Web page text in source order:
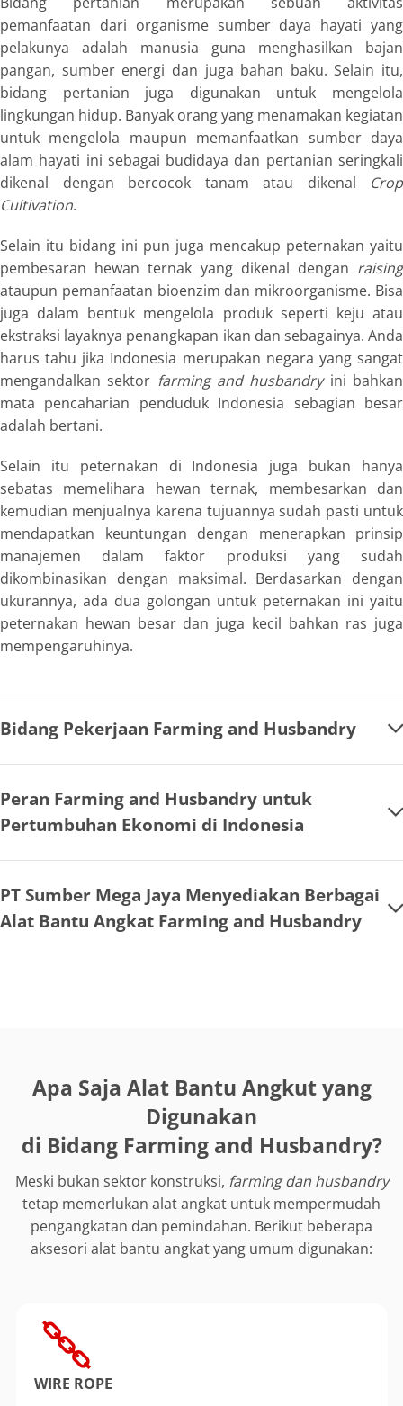
pemanfaatan dari organisme sumber daya hayati yang
pelakunya adalah manusia guna menghasilkan bajan
pangan, sumber energi dan juga bahan baku. Selain itu,
bidang pertanian juga digunakan untuk mengelola
lingkungan hidup. Banyak orang yang menamakan kegiatan
untuk mengelola maupun memanfaatkan sumber daya
alam hayati ini sebagai budidaya dan pertanian seringkali
dikenal dengan bercocok tanam atau dikenal Crop
Cultivation.
Selain itu bidang ini pun juga mencakup peternakan yaitu
pembesaran hewan ternak yang dikenal dengan raising
ataupun pemanfaatan bioenzim dan mikroorganisme. Bisa
juga dalam bentuk mengelola produk seperti keju atau
ekstraksi layaknya penangkapan ikan dan sebagainya. Anda
harus tahu jika Indonesia merupakan negara yang sangat
mengandalkan sektor farming and husbandryini bahkan
mata pencaharian penduduk Indonesia sebagian besar
adalah bertani.
Selain itu peternakan di Indonesia juga bukan hanya
sebatas memelihara hewan ternak, membesarkan dan
kemudian menjualnya karena tujuannya sudah pasti untuk
mendapatkan keuntungan dengan menerapkan prinsip
manajemen dalam faktor produksi yang sudah
dikombinasikan dengan maksimal. Berdasarkan dengan
ukurannya, ada dua golongan untuk peternakan ini yaitu
peternakan hewan besar dan juga kecil bahkan ras juga
mempengaruhinya.
Bidang Pekerjaan Farming and Husbandry
Peran Farming and Husbandry untuk
Pertumbuhan Ekonomi di Indonesia
PT Sumber Mega Jaya Menyediakan Berbagai
Alat Bantu Angkat Farming and Husbandry
Apa Saja Alat Bantu Angkut yang
Digunakan
di Bidang Farming and Husbandry?
Meski bukan sektor konstruksi, farming dan husbandry
tetap memerlukan alat angkat untuk mempermudah
pengangkatan dan pemindahan. Berikut beberapa
aksesori alat bantu angkat yang umum digunakan:
WIRE ROPE